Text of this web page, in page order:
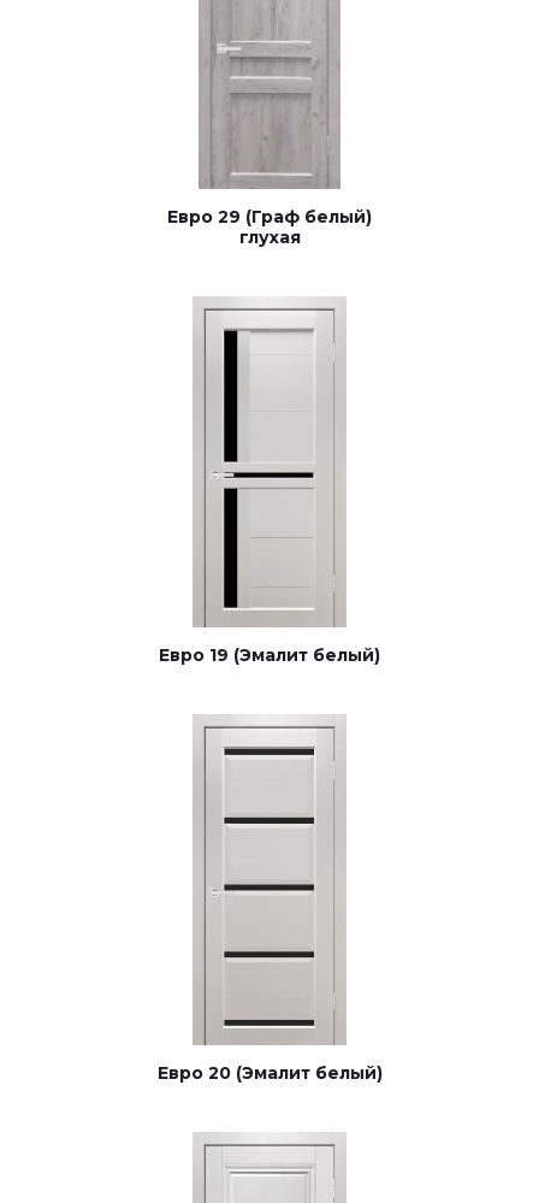
Евро 29 (Граф белый)
глухая
Евро 19 (Эмалит белый)
Евро 20 (Эмалит белый)